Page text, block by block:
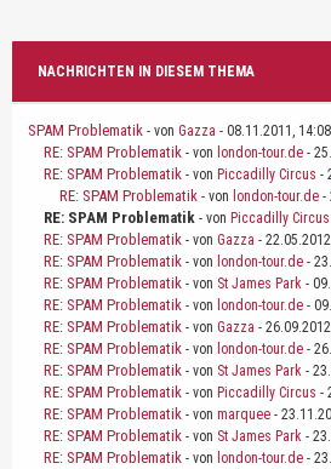
NACHRICHTEN IN DIESEM THEMA
SPAM Problematik - von Gazza - 08.11.2011, 14:08
RE: SPAM Problematik - von london-tour.de -
RE: SPAM Problematik - von Piccadilly Circus -
RE: SPAM Problematik - von london-tour.de -
RE: SPAM Problematik - von Piccadilly Circus
RE: SPAM Problematik - von Gazza -
RE: SPAM Problematik - von london-tour.de -
RE: SPAM Problematik - von St James Park -
RE: SPAM Problematik - von london-tour.de -
RE: SPAM Problematik - von Gazza -
RE: SPAM Problematik - von london-tour.de -
RE: SPAM Problematik - von St James Park -
RE: SPAM Problematik - von Piccadilly Circus -
RE: SPAM Problematik - von marquee -
RE: SPAM Problematik - von St James Park -
RE: SPAM Problematik - von london-tour.de -